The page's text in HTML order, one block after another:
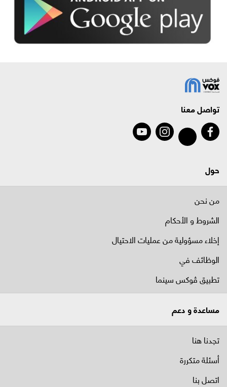
تواصل معنا
حول
من نحن
الشروط و الأحكام
إخلاء مسؤولية من عمليات الاحتيال
الوظائف في
تطبيق ڤوكس سينما
مساعدة و دعم
تجدنا هنا
أسئلة متكررة
اتصل بنا